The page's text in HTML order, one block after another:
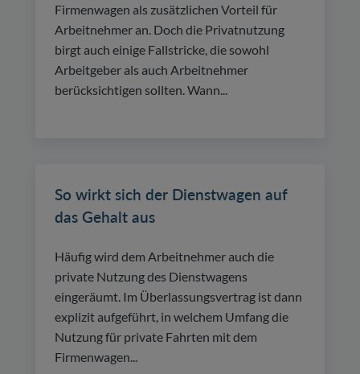
Firmenwagen als zusätzlichen Vorteil für
Arbeitnehmer an. Doch die Privatnutzung
birgt auch einige Fallstricke, die sowohl
Arbeitgeber als auch Arbeitnehmer
berücksichtigen sollten. Wann...
So wirkt sich der Dienstwagen auf
das Gehalt aus
Häufig wird dem Arbeitnehmer auch die
private Nutzung des Dienstwagens
eingeräumt. Im Überlassungsvertrag ist dann
explizit aufgeführt, in welchem Umfang die
Nutzung für private Fahrten mit dem
Firmenwagen...